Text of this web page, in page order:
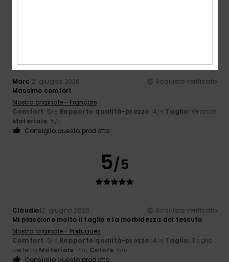
Marc12. giugno 2026
Acquisto verificato
Massimo comfort
Mostra originale - Français
Comfort: 5/5 Rapporto qualità-prezzo: 4/5 Taglia: Grande
Materiale: 5/5
Consiglio questo prodotto
5/5
Cláudio12. giugno 2026
Acquisto verificato
Mi piacciono molto il taglio e la morbidezza del tessuto
Mostra originale - Português
Comfort: 5/5 Rapporto qualità-prezzo: 4/5 Taglia: Taglia
perfetta Materiale: 4/5 Colore: 5/5
Consiglio questo prodotto